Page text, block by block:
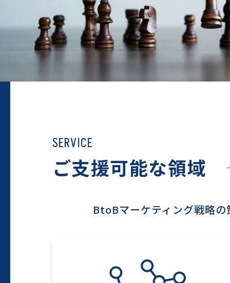
SERVICE
ご支援可能な領域
BtoBマーケティング戦略